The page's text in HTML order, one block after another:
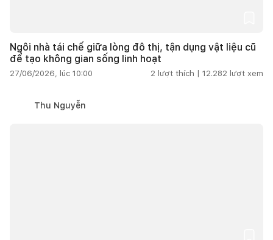
Ngôi nhà tái chế giữa lòng đô thị, tận dụng vật liệu cũ
để tạo không gian sống linh hoạt
27/06/2026, lúc 10:00 2 lượt thích | 12.282 lượt xem
Thu Nguyễn